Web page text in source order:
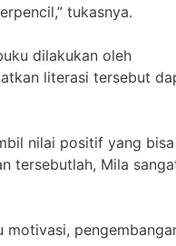
tukasnya.
dilakukan oleh
literasi tersebut
nilai positif yang bisa
tersebutlah, Mila
motivasi,